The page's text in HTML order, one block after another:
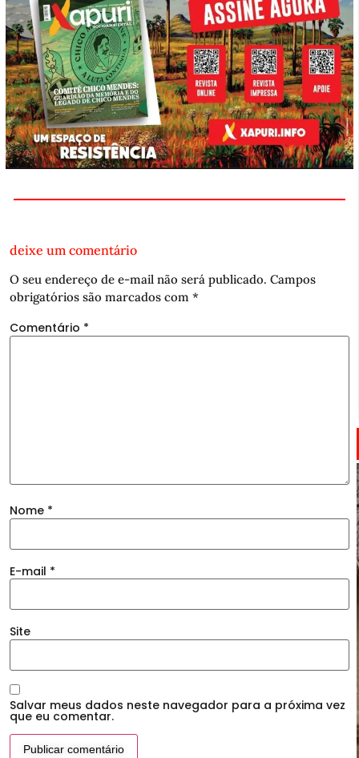
deixe um comentário
O seu endereço de e-mail não será publicado. Campos
obrigatórios são marcados com *
Comentário *
Nome *
E-mail *
Site
Salvar meus dados neste navegador para a próxima vez
que eu comentar.